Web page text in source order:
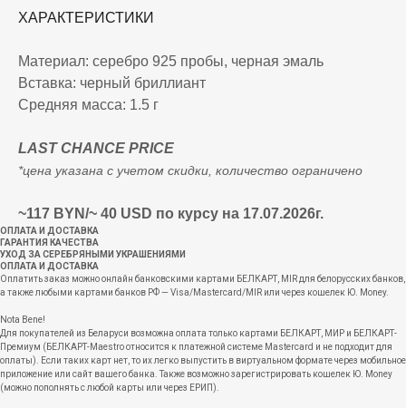
ХАРАКТЕРИСТИКИ
Материал: серебро 925 пробы, черная эмаль
Вставка: черный бриллиант
Средняя масса: 1.5 г
LAST CHANCE PRICE
*цена указана с учетом скидки, количество ограничено
~117 BYN/~ 40 USD по курсу на 17.07.2026г.
ОПЛАТА И ДОСТАВКА
ГАРАНТИЯ КАЧЕСТВА
УХОД ЗА СЕРЕБРЯНЫМИ УКРАШЕНИЯМИ
ОПЛАТА И ДОСТАВКА
Оплатить заказ можно онлайн банковскими картами БЕЛКАРТ, MIR для белорусских банков,
а также любыми картами банков РФ — Visa/Mastercard/MIR или через кошелек Ю. Money.
Nota Bene!
Для покупателей из Беларуси возможна оплата только картами БЕЛКАРТ, МИР и БЕЛКАРТ-
Премиум (БЕЛКАРТ-Maestro относится к платежной системе Mastercard и не подходит для
оплаты). Если таких карт нет, то их легко выпустить в виртуальном формате через мобильное
приложение или сайт вашего банка. Также возможно зарегистрировать кошелек Ю. Money
(можно пополнять с любой карты или через ЕРИП).